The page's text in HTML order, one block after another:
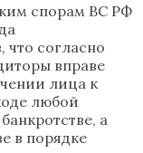
спорам ВС РФ
что согласно
вправе
лица к
любой
а
в порядке